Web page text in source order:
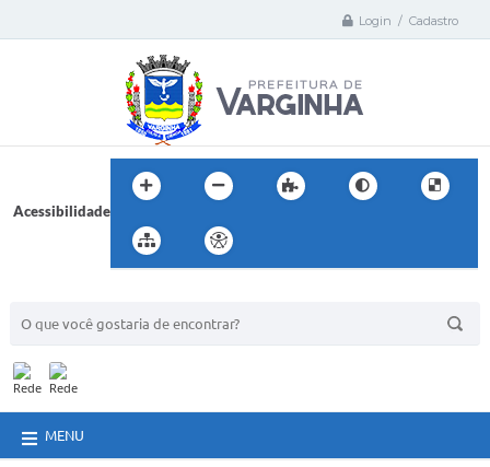
Login / Cadastro
Acessibilidade
MENU